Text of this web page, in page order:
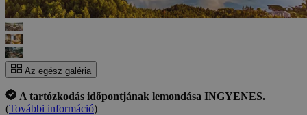
Az egész galéria
A tartózkodás időpontjának lemondása INGYENES.
(További információ)